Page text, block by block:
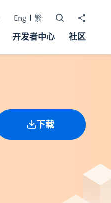
Eng 繁 打开搜寻器
分享至
开发者中心 社区
下载